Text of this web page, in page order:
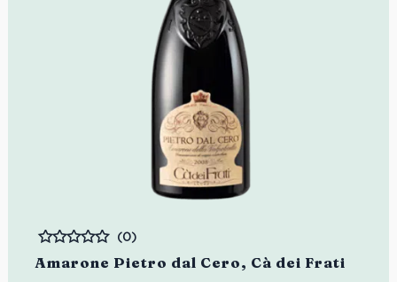
Amarone Pietro dal Cero, Cà dei Frati
Bewertet
(0)